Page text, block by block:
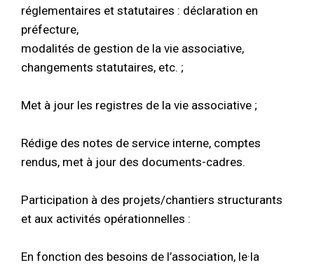
réglementaires et statutaires : déclaration en
préfecture,
modalités de gestion de la vie associative,
changements statutaires, etc. ;
Met à jour les registres de la vie associative ;
Rédige des notes de service interne, comptes
rendus, met à jour des documents-cadres.
Participation à des projets/chantiers structurants
et aux activités opérationnelles :
En fonction des besoins de l’association, le·la